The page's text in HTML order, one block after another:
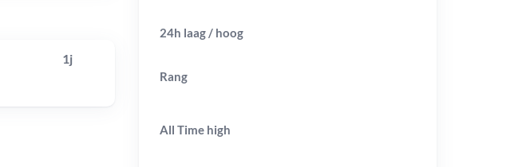
1j
24h laag / hoog
Rang
All Time high